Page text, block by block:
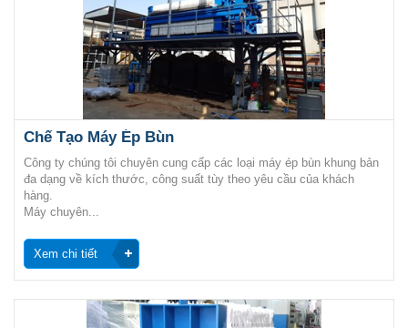
Chế Tạo Máy Ép Bùn
Công ty chúng tôi chuyên cung cấp các loại máy ép bùn khung bản
đa dạng về kích thước, công suất tùy theo yêu cầu của khách
hàng.
Máy chuyên...
Xem chi tiết